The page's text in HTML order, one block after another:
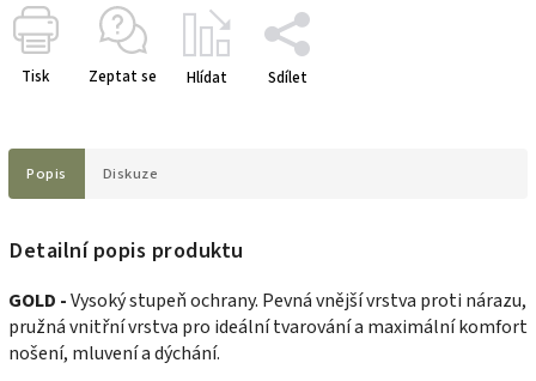
Tisk Zeptat se Hlídat Sdílet
Popis Diskuze
Detailní popis produktu
GOLD -Vysoký stupeň ochrany. Pevná vnější vrstva proti nárazu,
pružná vnitřní vrstva pro ideální tvarování a maximální komfort
nošení, mluvení a dýchání.